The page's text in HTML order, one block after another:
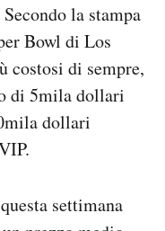
la stampa
Bowl di Los
costosi di sempre,
di 5mila dollari
dollari
settimana